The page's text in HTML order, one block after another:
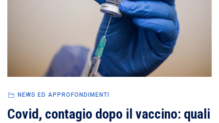
NEWS ED APPROFONDIMENTI
Covid, contagio dopo il vaccino: quali